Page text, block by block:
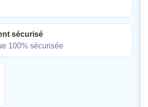
sécurisé
100% sécurisée